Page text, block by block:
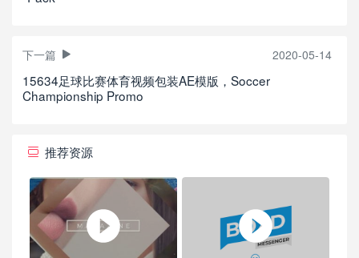
下一篇 2020-05-14
15634足球比赛体育视频包装AE模版，Soccer
Championship Promo
推荐资源